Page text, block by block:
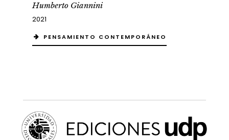
Humberto Giannini
2021
PENSAMIENTO CONTEMPORÁNEO